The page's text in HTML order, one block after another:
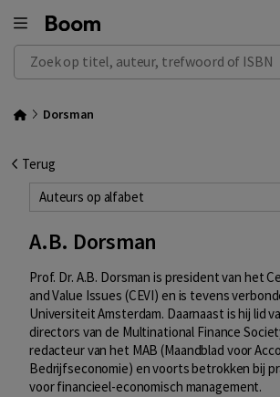
Zoek op titel, auteur, trefwoord of ISBN
Dorsman
Terug
Auteurs op alfabet
A.B. Dorsman
Prof. Dr. A.B. Dorsman is president van het
and Value Issues (CEVI) en is tevens
Universiteit Amsterdam. Daarnaast is hij lid
directors van de Multinational Finance
redacteur van het MAB (Maandblad voor
Bedrijfseconomie) en voorts betrokken bij
voor financieel-economisch management.